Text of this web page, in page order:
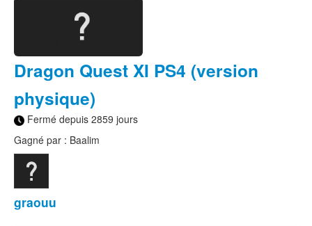
Dragon Quest XI PS4 (version
physique)
Fermé depuis 2859 jours
Gagné par : Baalim
graouu